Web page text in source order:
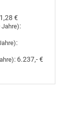
€
:
:
: 6.237,- €